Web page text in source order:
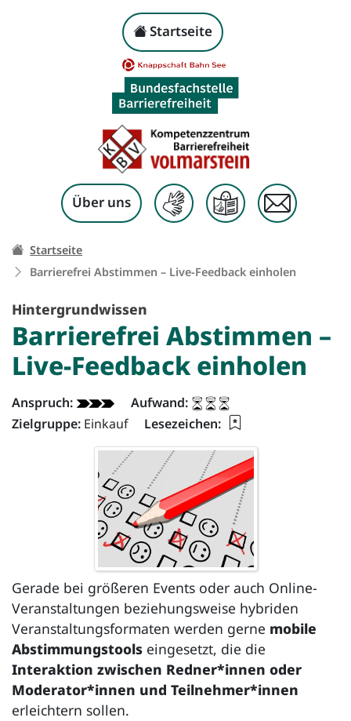
Zum Inhalt springen
Barrierefrei
Kopf-Navigation
Startseite
Über uns
Ihr Weg zu dieser Seite:
Startseite
Barrierefrei Abstimmen – Live-Feedback einholen
Hintergrundwissen
Barrierefrei Abstimmen –
Live-Feedbackeinholen
Artikel - Info:
Anspruch:
Aufwand:
Zielgruppe: Einkauf Lesezeichen:
Gerade bei größeren Events oder auch Online-
Veranstaltungen beziehungsweise hybriden
Veranstaltungsformaten werden gerne mobile
Abstimmungstools eingesetzt, die die
Interaktion zwischen Redner*innen oder
Moderator*innen und Teilnehmer*innen
erleichtern sollen.